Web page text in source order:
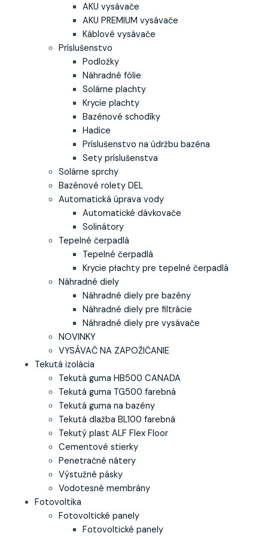
AKU vysávače
AKU PREMIUM vysávače
Káblové vysávače
Príslušenstvo
Podložky
Náhradné fólie
Solárne plachty
Krycie plachty
Bazénové schodíky
Hadice
Príslušenstvo na údržbu bazéna
Sety príslušenstva
Solárne sprchy
Bazénové rolety DEL
Automatická úprava vody
Automatické dávkovače
Solinátory
Tepelné čerpadlá
Tepelné čerpadlá
Krycie płachty pre tepelné čerpadlá
Náhradné diely
Náhradné diely pre bazény
Náhradné diely pre filtrácie
Náhradné diely pre vysávače
NOVINKY
VYSÁVAČ NA ZAPOŽIČANIE
Tekutá izolácia
Tekutá guma HB500 CANADA
Tekutá guma TG500 farebná
Tekutá guma na bazény
Tekutá dlažba BL100 farebná
Tekutý plast ALF Flex Floor
Cementové stierky
Penetračné nátery
Výstužné pásky
Vodotesné membrány
Fotovoltika
Fotovoltické panely
Fotovoltické panely